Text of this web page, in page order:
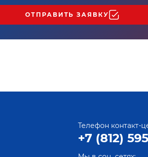
ОТПРАВИТЬ ЗАЯВКУ
Телефон контакт-
+7 (812)